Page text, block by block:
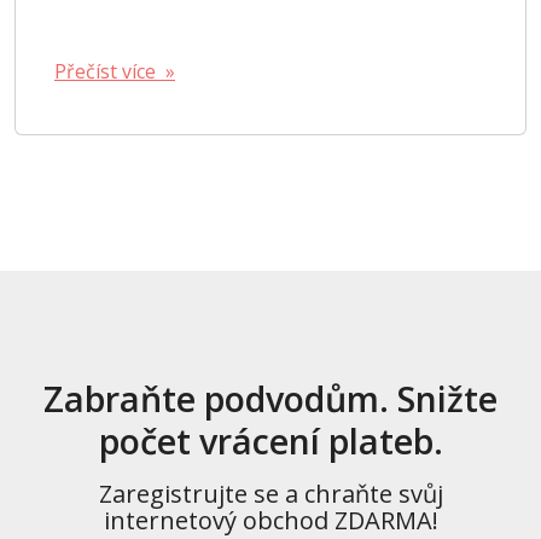
Přečíst více »
Zabraňte podvodům. Snižte
počet vrácení plateb.
Zaregistrujte se a chraňte svůj
internetový obchod ZDARMA!